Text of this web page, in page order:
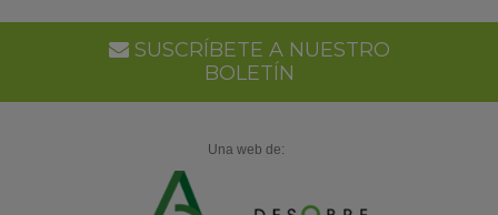
SUSCRÍBETE A NUESTRO
BOLETÍN
Una web de: